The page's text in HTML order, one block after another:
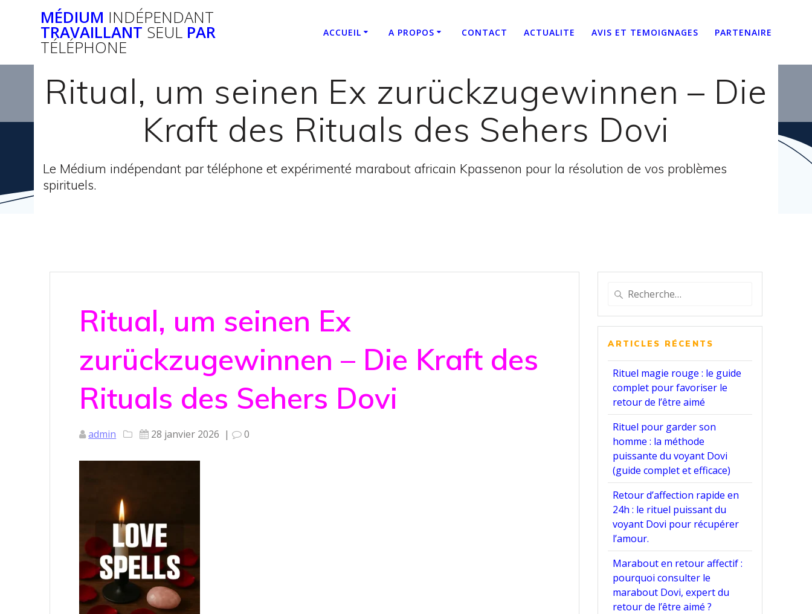
MÉDIUM INDÉPENDANT
TRAVAILLANT SEUL PAR
TÉLÉPHONE
ACCUEIL A PROPOS CONTACT ACTUALITE AVIS ET TEMOIGNAGES PARTENAIRE
Ritual, um seinen Ex zurückzugewinnen – Die
Kraft des Rituals des Sehers Dovi
Le Médium indépendant par téléphone et expérimenté marabout africain Kpassenon pour la résolution de vos problèmes
spirituels.
Ritual, um seinen Ex
zurückzugewinnen – Die Kraft des
Rituals des Sehers Dovi
admin 28 janvier 2026 | 0
Recherche
pour
:
ARTICLES RÉCENTS
Rituel magie rouge : le guide
complet pour favoriser le
retour de l’être aimé
Rituel pour garder son
homme : la méthode
puissante du voyant Dovi
(guide complet et efficace)
Retour d’affection rapide en
24h : le rituel puissant du
voyant Dovi pour récupérer
l’amour.
Marabout en retour affectif :
pourquoi consulter le
marabout Dovi, expert du
retour de l’être aimé ?